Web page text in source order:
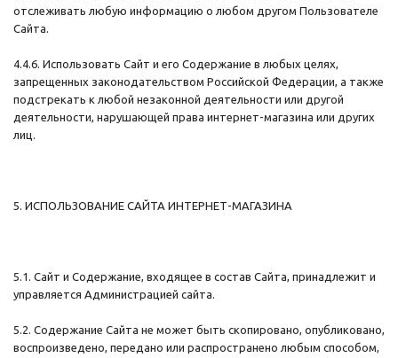
отслеживать любую информацию о любом другом Пользователе
Сайта.
4.4.6. Использовать Сайт и его Содержание в любых целях,
запрещенных законодательством Российской Федерации, а также
подстрекать к любой незаконной деятельности или другой
деятельности, нарушающей права интернет-магазина или других
лиц.
5. ИСПОЛЬЗОВАНИЕ САЙТА ИНТЕРНЕТ-МАГАЗИНА
5.1. Сайт и Содержание, входящее в состав Сайта, принадлежит и
управляется Администрацией сайта.
5.2. Содержание Сайта не может быть скопировано, опубликовано,
воспроизведено, передано или распространено любым способом,